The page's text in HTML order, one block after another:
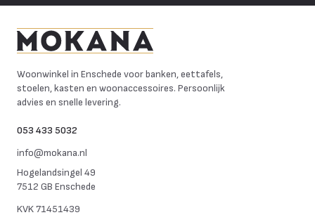
Woonwinkel in Enschede voor banken, eettafels,
stoelen, kasten en woonaccessoires. Persoonlijk
advies en snelle levering.
053 433 5032
info@mokana.nl
Hogelandsingel 49
7512 GB Enschede
KVK71451439